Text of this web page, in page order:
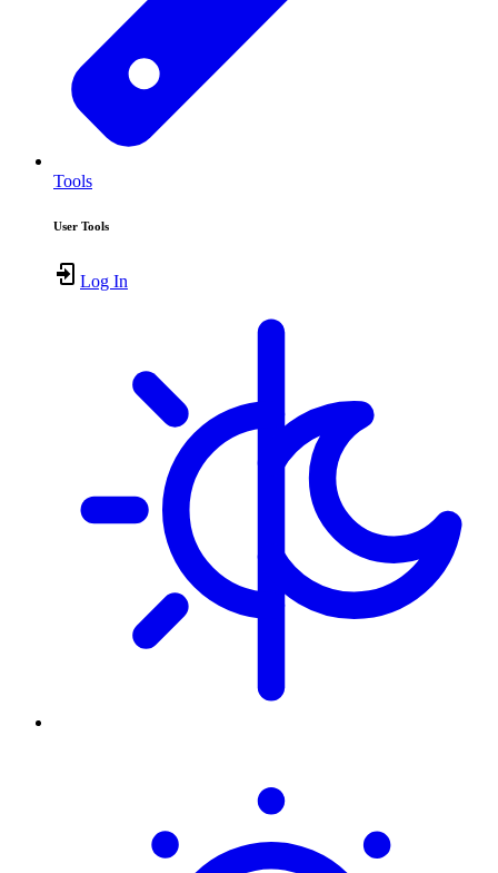
Tools
User Tools
Log In